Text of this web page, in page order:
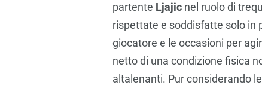
partente Ljajic nel ruolo di
rispettate e soddisfatte solo in
giocatore e le occasioni per
netto di una condizione fisica
altalenanti. Pur considerando